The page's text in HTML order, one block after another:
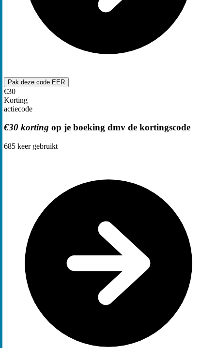
Pak deze code EER
€30
Korting
actiecode
€30 korting op je boeking dmv de kortingscode
685 keer gebruikt